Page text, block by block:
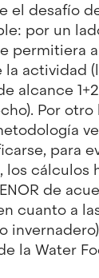
el desafío
por un
permitiera
actividad
alcance
Por otro
para
los cálculos
de
cuanto a
la Water